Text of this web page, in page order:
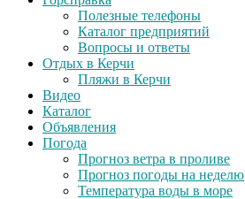
Полезные телефоны
Каталог предприятий
Вопросы и ответы
Отдых в Керчи
Пляжи в Керчи
Видео
Каталог
Объявления
Погода
Прогноз ветра в проливе
Прогноз погоды на неделю
Температура воды в море